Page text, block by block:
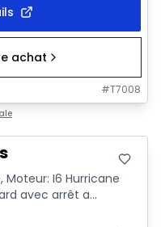
achat
#T7008
I6 Hurricane
avec arrêt a...